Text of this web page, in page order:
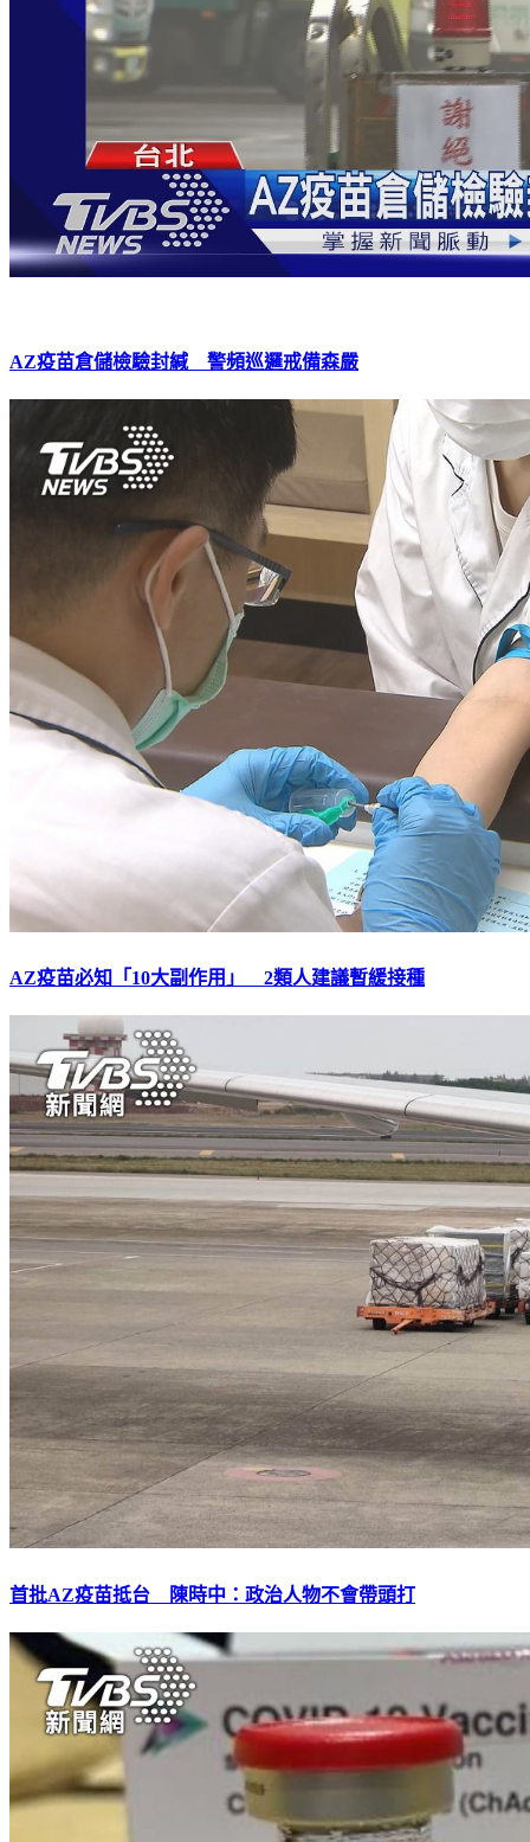
AZ疫苗倉儲檢驗封緘 警頻巡邏戒備森嚴
AZ疫苗必知「10大副作用」 2類人建議暫緩接種
首批AZ疫苗抵台 陳時中：政治人物不會帶頭打